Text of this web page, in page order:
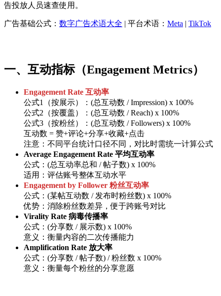
告投放人员速查使用。
广告基础公式： 数字广告术语大全 | 平台术语： Meta | TikTok
一、互动指标（Engagement Metrics）
Engagement Rate 互动率
公式1（按展示）：(总互动数 / Impression) x 100%
公式2（按覆盖）：(总互动数 / Reach) x 100%
公式3（按粉丝）：(总互动数 / Followers) x 100%
互动数 = 赞+评论+分享+收藏+点击
注意：不同平台统计口径不同，对比时需统一计算公式
Average Engagement Rate 平均互动率
公式：(总互动率总和 / 帖子数) x 100%
适用：评估账号整体互动水平
Engagement by Follower 粉丝互动率
公式：(某帖互动数 / 发布时粉丝数) x 100%
优势：消除粉丝数差异，便于跨账号对比
Virality Rate 病毒传播率
公式：(分享数 / 展示数) x 100%
意义：衡量内容的二次传播能力
Amplification Rate 放大率
公式：(分享数 / 帖子数) / 粉丝数 x 100%
意义：衡量每个粉丝的分享意愿